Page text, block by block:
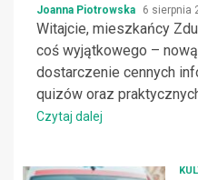
Joanna Piotrowska 6 sierpnia
Witajcie, mieszkańcy
coś wyjątkowego –
dostarczenie cennych
quizów oraz
Czytaj dalej